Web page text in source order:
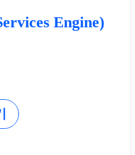
Engine)